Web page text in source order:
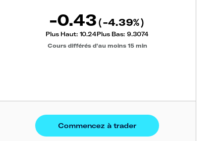
-0.43 (-4.39%)
Plus Haut: 10.24Plus Bas: 9.3074
Cours différés d'au moins 15 min